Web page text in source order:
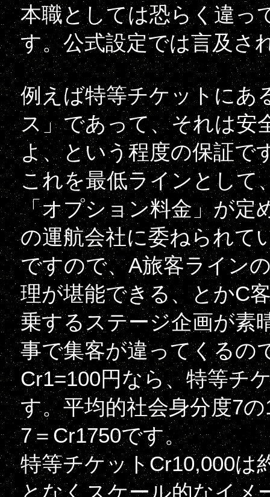
本職としては恐らく違っ
す。公式設定では言及さ
例えば特等チケットにあ
ス」であって、それは安
よ、という程度の保証で
これを最低ラインとして
「オプション料金」が定
の運航会社に委ねられて
ですので、A旅客ライン
理が堪能できる、とかC
乗するステージ企画が素
事で集客が違ってくるの
Cr1=100円なら、特等チ
す。平均的社会身分度7
7＝Cr1750です。
特等チケットCr10,000は
となくスケール的なイメ